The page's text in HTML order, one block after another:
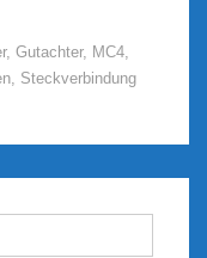
, Gutachter, MC4,
, Steckverbindung